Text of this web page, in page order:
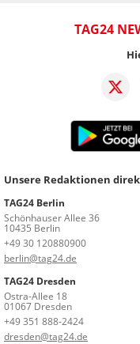
TAG24
Unsere Redaktionen
TAG24 Berlin
Schönhauser Allee 36
10435 Berlin
+49 30 120880900
berlin@tag24.de
TAG24 Dresden
Ostra-Allee 18
01067 Dresden
+49 351 888-2424
dresden@tag24.de